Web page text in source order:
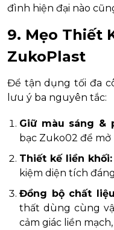
đình hiện đại nào
9. Mẹo Thiết
ZukoPlast
Để tận dụng tối đa
lưu ý ba nguyên tắc:
Giữ màu sáng &
bạc Zuko02 để mở
Thiết kế liền khối:
kiệm diện tích
Đồng bộ chất
thất dùng cùng
cảm giác liền